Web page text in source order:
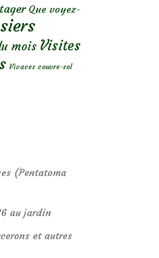
Que voyez-
mois Visites
Vivaces couvre-sol
(Pentatoma
au jardin
et autres